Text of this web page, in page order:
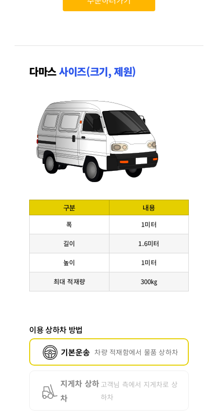
다마스사이즈(크기, 제원)
구분 내용
폭 1미터
길이 1.6미터
높이 1미터
최대 적재량 300㎏
이용 상하차 방법
기본운송 차량 적재함에서 물품 상하차
지게차 상하
차
고객님 측에서 지게차로 상
하차